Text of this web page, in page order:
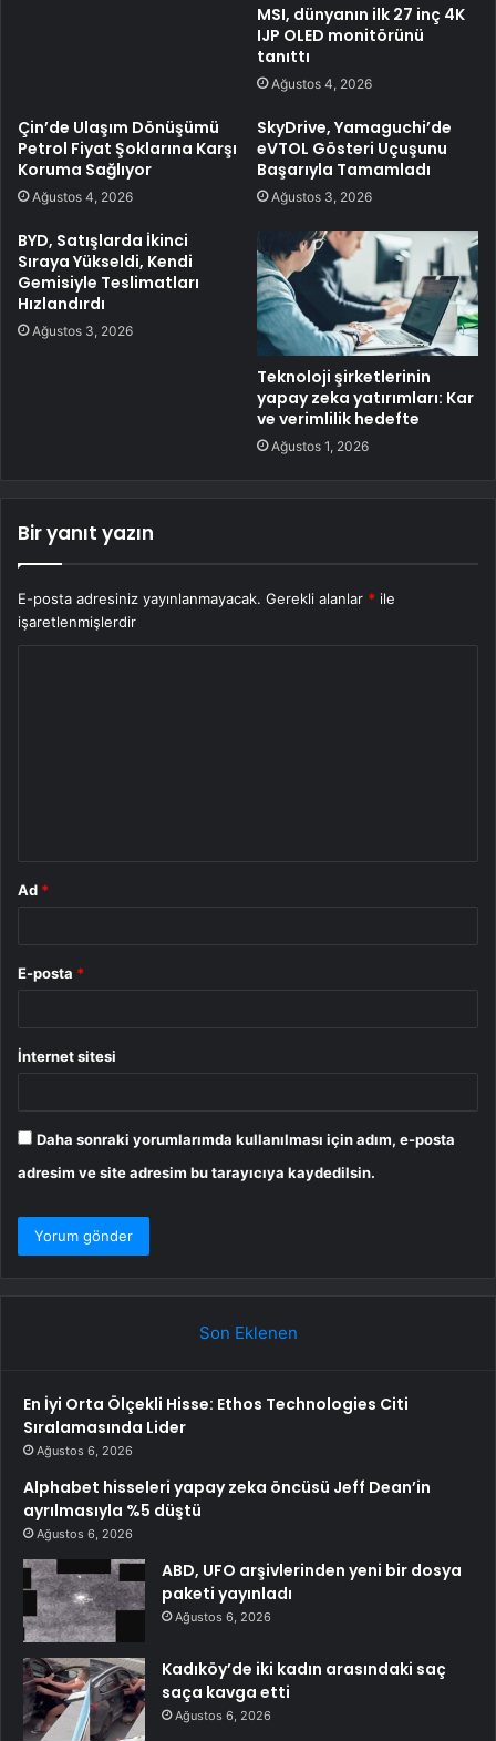
MSI, dünyanın ilk 27 inç 4K
IJP OLED monitörünü
tanıttı
Ağustos 4, 2026
Çin’de Ulaşım Dönüşümü
Petrol Fiyat Şoklarına Karşı
Koruma Sağlıyor
Ağustos 4, 2026
SkyDrive, Yamaguchi’de
eVTOL Gösteri Uçuşunu
Başarıyla Tamamladı
Ağustos 3, 2026
BYD, Satışlarda İkinci
Sıraya Yükseldi, Kendi
Gemisiyle Teslimatları
Hızlandırdı
Ağustos 3, 2026
Teknoloji şirketlerinin
yapay zeka yatırımları: Kar
ve verimlilik hedefte
Ağustos 1, 2026
Bir yanıt yazın
E-posta adresiniz yayınlanmayacak. Gerekli alanlar * ile
işaretlenmişlerdir
Ad *
E-posta *
İnternet sitesi
Daha sonraki yorumlarımda kullanılması için adım, e-posta
adresim ve site adresim bu tarayıcıya kaydedilsin.
Son Eklenen
En İyi Orta Ölçekli Hisse: Ethos Technologies Citi
Sıralamasında Lider
Ağustos 6, 2026
Alphabet hisseleri yapay zeka öncüsü Jeff Dean’in
ayrılmasıyla %5 düştü
Ağustos 6, 2026
ABD, UFO arşivlerinden yeni bir dosya
paketi yayınladı
Ağustos 6, 2026
Kadıköy’de iki kadın arasındaki saç
saça kavga etti
Ağustos 6, 2026